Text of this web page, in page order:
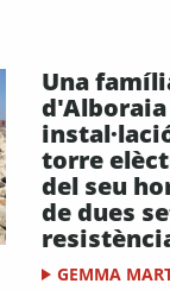
Una
torre
del seu
de dues
GEMMA